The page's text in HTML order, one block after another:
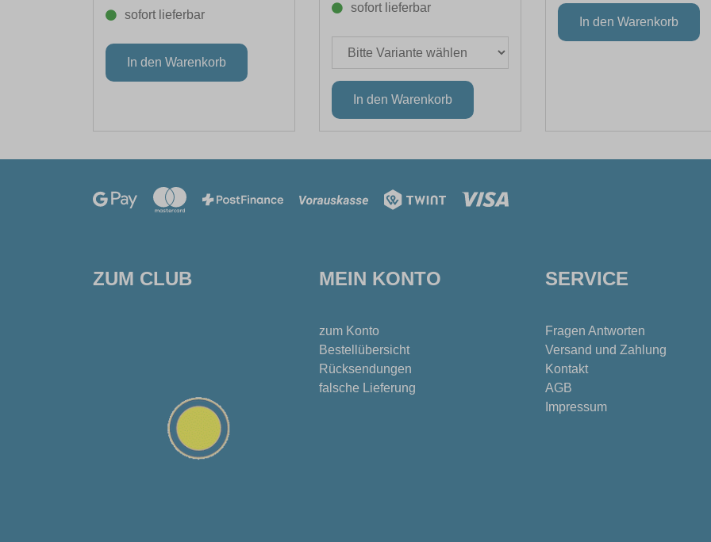
sofort lieferbar
sofort lieferbar
ZUM CLUB MEIN KONTO
zum Konto
Bestellübersicht
Rücksendungen
falsche Lieferung
SERVICE
Fragen Antworten
Versand und Zahlung
Kontakt
AGB
Impressum